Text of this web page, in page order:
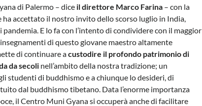
di Palermo – dice il direttore Marco Farina – con la
ha accettato il nostro invito dello scorso luglio in India,
E lo fa con l’intento di condividere con il maggior
di questo giovane maestro altamente
di continuare acustodire il profondo patrimonio di
da secoli nell’ambito della nostra tradizione; un
studenti di buddhismo e a chiunque lo desideri, di
dal buddhismo tibetano. Data l’enorme importanza
il Centro Muni Gyana si occuperà anche di facilitare